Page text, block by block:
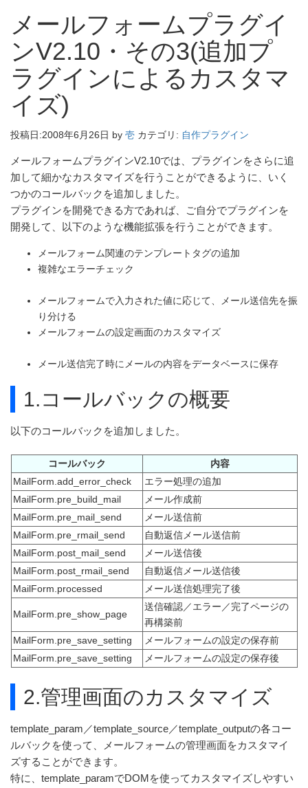
メールフォームプラグイ
ンV2.10・その3(追加プ
ラグインによるカスタマ
イズ)
投稿日:2008年6月26日 by 壱 カテゴリ: 自作プラグイン
メールフォームプラグインV2.10では、プラグインをさらに追
加して細かなカスタマイズを行うことができるように、いく
つかのコールバックを追加しました。
プラグインを開発できる方であれば、ご自分でプラグインを
開発して、以下のような機能拡張を行うことができます。
メールフォーム関連のテンプレートタグの追加
複雑なエラーチェック
メールフォームで入力された値に応じて、メール送信先を振
り分ける
メールフォームの設定画面のカスタマイズ
メール送信完了時にメールの内容をデータベースに保存
1.コールバックの概要
以下のコールバックを追加しました。
コールバック
内容
MailForm.add_error_check
エラー処理の追加
MailForm.pre_build_mail
メール作成前
MailForm.pre_mail_send
メール送信前
MailForm.pre_rmail_send
自動返信メール送信前
MailForm.post_mail_send
メール送信後
MailForm.post_rmail_send
自動返信メール送信後
MailForm.processed
メール送信処理完了後
MailForm.pre_show_page
送信確認／エラー／完了ページの
再構築前
MailForm.pre_save_setting
メールフォームの設定の保存前
MailForm.pre_save_setting
メールフォームの設定の保存後
2.管理画面のカスタマイズ
template_param／template_source／template_outputの各コー
ルバックを使って、メールフォームの管理画面をカスタマイ
ズすることができます。
特に、template_paramでDOMを使ってカスタマイズしやすい